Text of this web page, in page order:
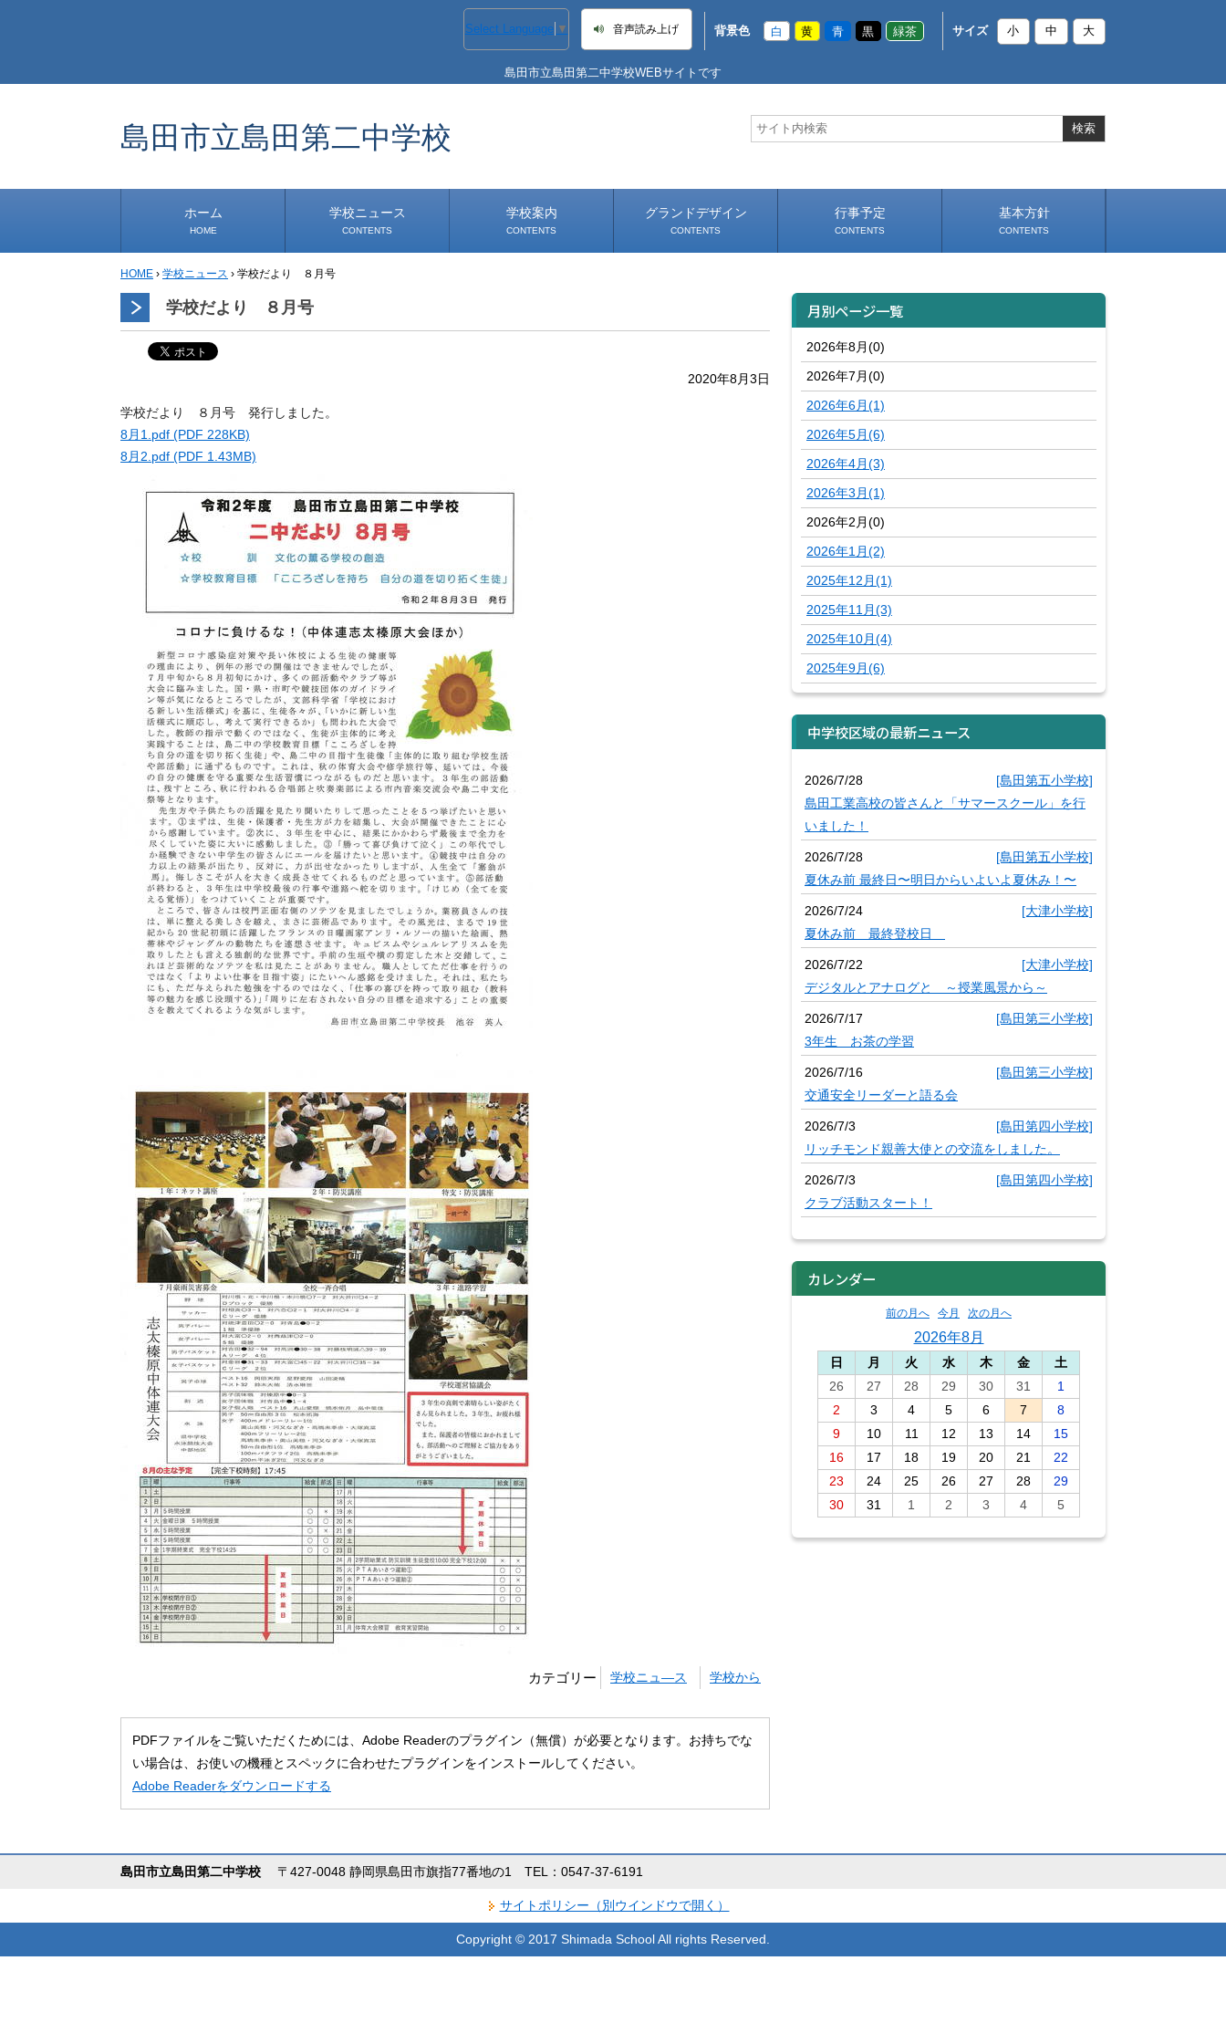
Select Language ▼ 音声読み上げ 背景色 白 黄 青 黒 緑茶 サイズ 小 中 大
島田市立島田第二中学校WEBサイトです
島田市立島田第二中学校
ホーム
HOME
学校ニュース
CONTENTS
学校から
安心・安全
1年生
2年生
3年生
事務・保健室から
児童会・部活から
研修
小中連携事業
その他
学校案内
CONTENTS
グランドデザイン
CONTENTS
行事予定
CONTENTS
基本方針
CONTENTS
HOME › 学校ニュース › 学校だより ８月号
学校だより ８月号
2020年8月3日
学校だより ８月号 発行しました。
8月1.pdf (PDF 228KB)
8月2.pdf (PDF 1.43MB)
カテゴリー 学校ニュ―ス 学校から
PDFファイルをご覧いただくためには、Adobe Readerのプラグイン（無償）が必要となります。お持ちでな
い場合は、お使いの機種とスペックに合わせたプラグインをインストールしてください。
Adobe Readerをダウンロードする
月別ページ一覧
2026年8月(0)
2026年7月(0)
2026年6月(1)
2026年5月(6)
2026年4月(3)
2026年3月(1)
2026年2月(0)
2026年1月(2)
2025年12月(1)
2025年11月(3)
2025年10月(4)
2025年9月(6)
中学校区域の最新ニュース
2026/7/28
[島田第五小学校]
島田工業高校の皆さんと「サマースクール」を行
いました！
2026/7/28
[島田第五小学校]
夏休み前 最終日〜明日からいよいよ夏休み！〜
2026/7/24
[大津小学校]
夏休み前 最終登校日
2026/7/22
[大津小学校]
デジタルとアナログと ～授業風景から～
2026/7/17
[島田第三小学校]
3年生 お茶の学習
2026/7/16
[島田第三小学校]
交通安全リーダーと語る会
2026/7/3
[島田第四小学校]
リッチモンド親善大使との交流をしました。
2026/7/3
[島田第四小学校]
クラブ活動スタート！
カレンダー
前の月へ 今月 次の月へ
2026年8月
日 月 火 水 木 金
土
26
27 28 29 30 31
1
2
3 4 5 6 7
8
9
10 11 12 13 14
15
16
17 18 19 20 21
22
23
24 25 26 27 28
29
30
31 1 2 3 4 5
島田市立島田第二中学校 〒427-0048 静岡県島田市旗指77番地の1 TEL：0547-37-6191
サイトポリシー（別ウインドウで開く）
Copyright © 2017 Shimada School All rights Reserved.